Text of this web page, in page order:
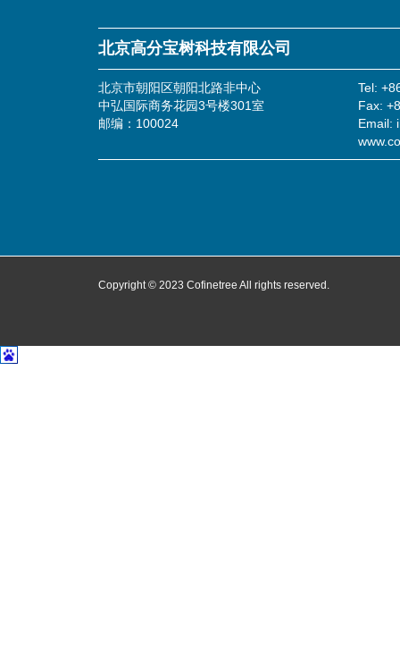
北京高分宝树科技有限公司
Tel:
Fax:
Email:
北京市朝阳区朝阳北路非中心
中弘国际商务花园3号楼301室
邮编：100024
Copyright © 2023 Cofinetree All rights reserved.